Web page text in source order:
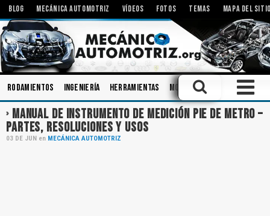
BLOG MECÁNICA AUTOMOTRIZ VÍDEOS FOTOS TEMAS MAPA DEL
Rodamientos Ingeniería Herramientas Motores Eléctricos
MANUAL DE INSTRUMENTO DE MEDICIÓN PIE DE METRO –
PARTES, RESOLUCIONES Y USOS
03 DE JUN en MECÁNICA AUTOMOTRIZ